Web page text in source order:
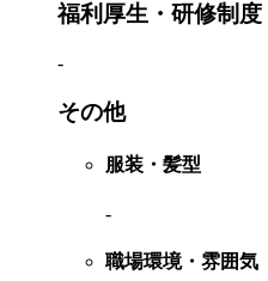
福利厚生・研修制度
-
その他
服装・髪型
-
職場環境・雰囲気